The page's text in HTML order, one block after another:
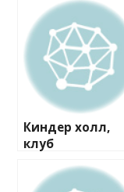
Киндер холл,
клуб
развития детей